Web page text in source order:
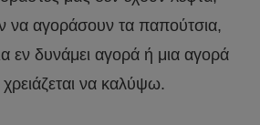
να αγοράσουν τα παπούτσια,
εν δυνάμει αγορά ή μια αγορά
να καλύψω.